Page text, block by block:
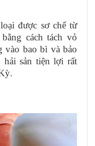
được sơ chế từ
cách tách vỏ
vào bao bì và bảo
hải sản tiện lợi rất